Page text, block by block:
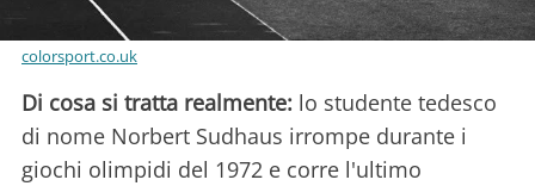
colorsport.co.uk
Di cosa si tratta realmente: lo studente tedesco
di nome Norbert Sudhaus irrompe durante i
giochi olimpidi del 1972 e corre l'ultimo